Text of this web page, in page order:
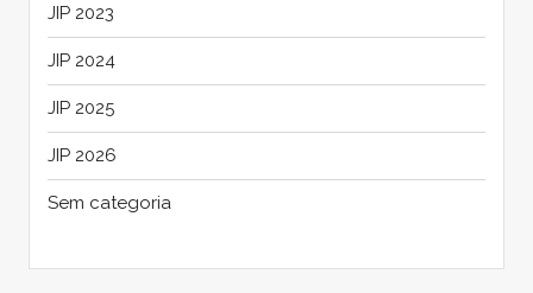
JIP 2023
JIP 2024
JIP 2025
JIP 2026
Sem categoria